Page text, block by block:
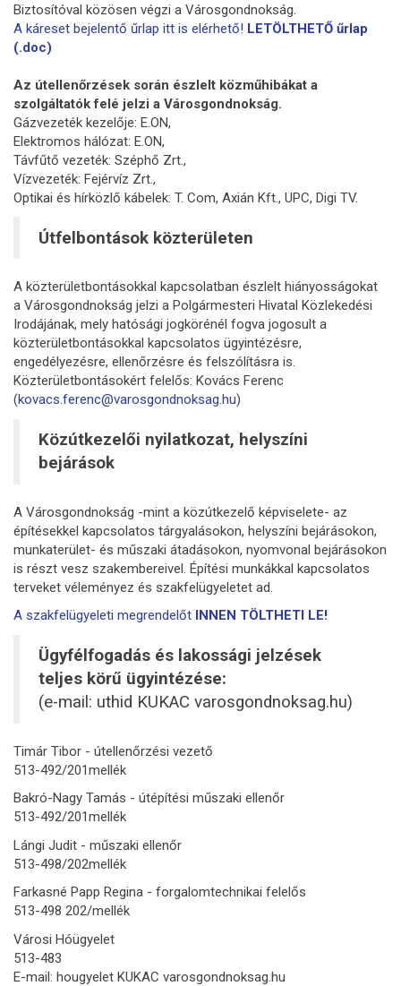
Biztosítóval közösen végzi a Városgondnokság.
A káreset bejelentő űrlap itt is elérhető! LETÖLTHETŐ űrlap
(.doc)
Az útellenőrzések során észlelt közműhibákat a
szolgáltatók felé jelzi a Városgondnokság.
Gázvezeték kezelője: E.ON,
Elektromos hálózat: E.ON,
Távfűtő vezeték: Széphő Zrt.,
Vízvezeték: Fejérvíz Zrt.,
Optikai és hírközlő kábelek: T. Com, Axián Kft., UPC, Digi TV.
Útfelbontások közterületen
A közterületbontásokkal kapcsolatban észlelt hiányosságokat
a Városgondnokság jelzi a Polgármesteri Hivatal Közlekedési
Irodájának, mely hatósági jogkörénél fogva jogosult a
közterületbontásokkal kapcsolatos ügyintézésre,
engedélyezésre, ellenőrzésre és felszólításra is.
Közterületbontásokért felelős: Kovács Ferenc
(kovacs.ferenc@varosgondnoksag.hu)
Közútkezelői nyilatkozat, helyszíni
bejárások
A Városgondnokság -mint a közútkezelő képviselete- az
építésekkel kapcsolatos tárgyalásokon, helyszíni bejárásokon,
munkaterület- és műszaki átadásokon, nyomvonal bejárásokon
is részt vesz szakembereivel. Építési munkákkal kapcsolatos
terveket véleményez és szakfelügyeletet ad.
A szakfelügyeleti megrendelőt INNEN TÖLTHETI LE!
Ügyfélfogadás és lakossági jelzések
teljes körű ügyintézése:
(e-mail: uthid KUKAC varosgondnoksag.hu)
Timár Tibor - útellenőrzési vezető
513-492/201mellék
Bakró-Nagy Tamás - útépítési műszaki ellenőr
513-492/201mellék
Lángi Judit - műszaki ellenőr
513-498/202mellék
Farkasné Papp Regina - forgalomtechnikai felelős
513-498 202/mellék
Városi Hóügyelet
513-483
E-mail: hougyelet KUKAC varosgondnoksag.hu